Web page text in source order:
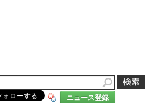
ニュース登録